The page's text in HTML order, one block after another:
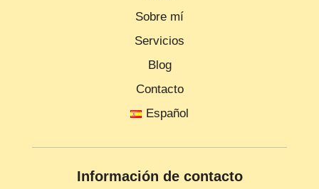
Sobre mí
Servicios
Blog
Contacto
Español
Información de contacto